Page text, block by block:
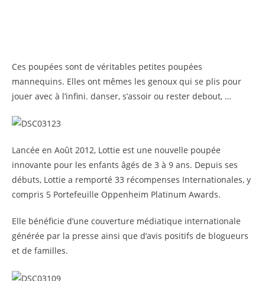
Ces poupées sont de véritables petites poupées
mannequins. Elles ont mêmes les genoux qui se plis pour
jouer avec à l’infini. danser, s’assoir ou rester debout, …
Lancée en Août 2012, Lottie est une nouvelle poupée
innovante pour les enfants âgés de 3 à 9 ans. Depuis ses
débuts, Lottie a remporté 33 récompenses Internationales, y
compris 5 Portefeuille Oppenheim Platinum Awards.
Elle bénéficie d’une couverture médiatique internationale
générée par la presse ainsi que d’avis positifs de blogueurs
et de familles.